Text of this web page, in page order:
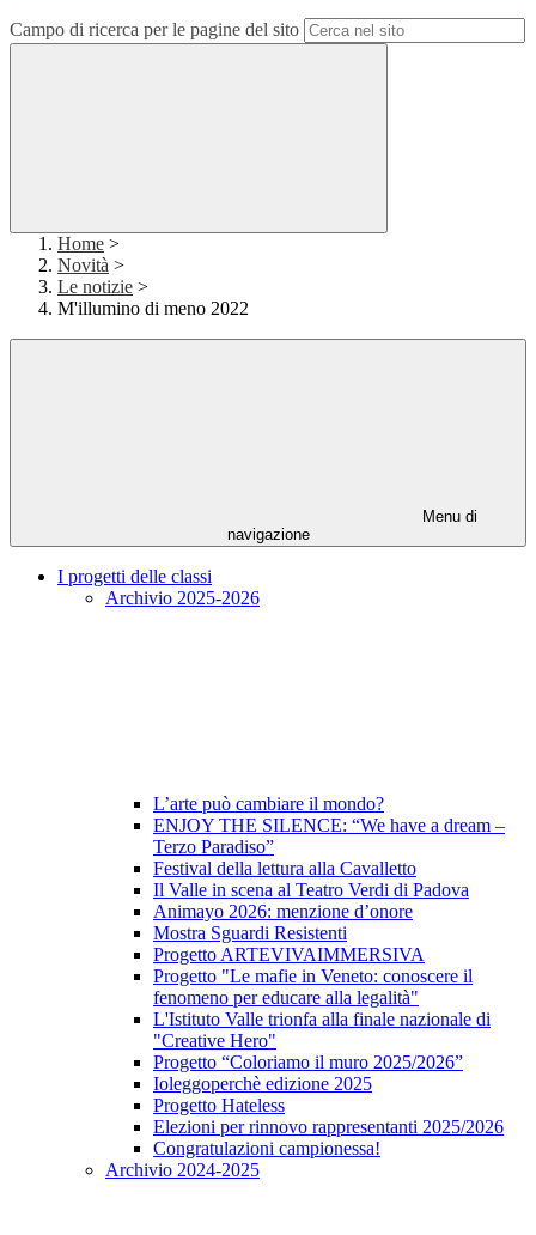
Campo di ricerca per le pagine del sito
Home >
Novità >
Le notizie >
M'illumino di meno 2022
Menu di
navigazione
I progetti delle classi
Archivio 2025-2026
L’arte può cambiare il mondo?
ENJOY THE SILENCE: “We have a dream –
Terzo Paradiso”
Festival della lettura alla Cavalletto
Il Valle in scena al Teatro Verdi di Padova
Animayo 2026: menzione d’onore
Mostra Sguardi Resistenti
Progetto ARTEVIVAIMMERSIVA
Progetto "Le mafie in Veneto: conoscere il
fenomeno per educare alla legalità"
L'Istituto Valle trionfa alla finale nazionale di
"Creative Hero"
Progetto “Coloriamo il muro 2025/2026”
Ioleggoperchè edizione 2025
Progetto Hateless
Elezioni per rinnovo rappresentanti 2025/2026
Congratulazioni campionessa!
Archivio 2024-2025